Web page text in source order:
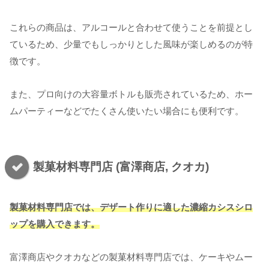
これらの商品は、アルコールと合わせて使うことを前提とし
ているため、少量でもしっかりとした風味が楽しめるのが特
徴です。
また、プロ向けの大容量ボトルも販売されているため、ホー
ムパーティーなどでたくさん使いたい場合にも便利です。
製菓材料専門店 (富澤商店, クオカ)
製菓材料専門店では、デザート作りに適した濃縮カシスシロ
ップを購入できます。
富澤商店やクオカなどの製菓材料専門店では、ケーキやムー